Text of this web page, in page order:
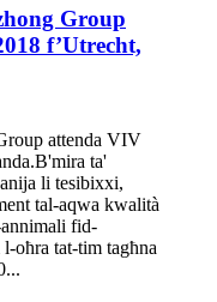
Group
f’Utrecht,
attenda VIV
ta'
li tesibixxi,
tal-aqwa kwalità
fid-
oħra tat-tim tagħna